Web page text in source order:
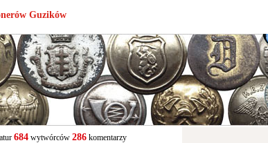
Guzików
684wytwórców 286komentarzy